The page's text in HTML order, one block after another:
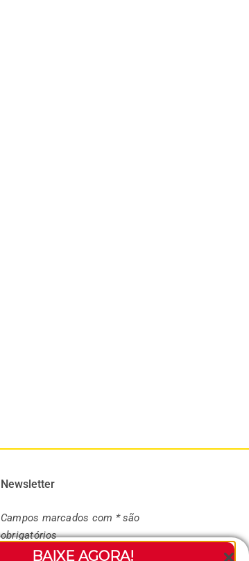
BAIXE AGORA!
Newsletter
Campos marcados com * são
obrigatórios